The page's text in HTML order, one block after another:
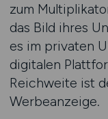
zum
das Bild ihres
es im privaten
digitalen
Reichweite ist
Werbeanzeige.